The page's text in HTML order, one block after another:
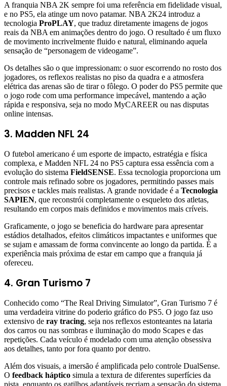
A franquia NBA 2K sempre foi uma referência em fidelidade visual,
e no PS5, ela atinge um novo patamar. NBA 2K24 introduz a
tecnologia ProPLAY, que traduz diretamente imagens de jogos
reais da NBA em animações dentro do jogo. O resultado é um fluxo
de movimento incrivelmente fluido e natural, eliminando aquela
sensação de “personagem de videogame”.
Os detalhes são o que impressionam: o suor escorrendo no rosto dos
jogadores, os reflexos realistas no piso da quadra e a atmosfera
elétrica das arenas são de tirar o fôlego. O poder do PS5 permite que
o jogo rode com uma performance impecável, mantendo a ação
rápida e responsiva, seja no modo MyCAREER ou nas disputas
online intensas.
3. Madden NFL 24
O futebol americano é um esporte de impacto, estratégia e física
complexa, e Madden NFL 24 no PS5 captura essa essência com a
evolução do sistema FieldSENSE. Essa tecnologia proporciona um
controle mais refinado sobre os jogadores, permitindo passes mais
precisos e tackles mais realistas. A grande novidade é a Tecnologia
SAPIEN, que reconstrói completamente o esqueleto dos atletas,
resultando em corpos mais definidos e movimentos mais críveis.
Graficamente, o jogo se beneficia do hardware para apresentar
estádios detalhados, efeitos climáticos impactantes e uniformes que
se sujam e amassam de forma convincente ao longo da partida. É a
experiência mais próxima de estar em campo que a franquia já
ofereceu.
4. Gran Turismo 7
Conhecido como “The Real Driving Simulator”, Gran Turismo 7 é
uma verdadeira vitrine do poderio gráfico do PS5. O jogo faz uso
extensivo de ray tracing, seja nos reflexos estonteantes na lataria
dos carros ou nas sombras e iluminação do modo Scapes e das
repetições. Cada veículo é modelado com uma atenção obsessiva
aos detalhes, tanto por fora quanto por dentro.
Além dos visuais, a imersão é amplificada pelo controle DualSense.
O feedback háptico simula a textura de diferentes superfícies da